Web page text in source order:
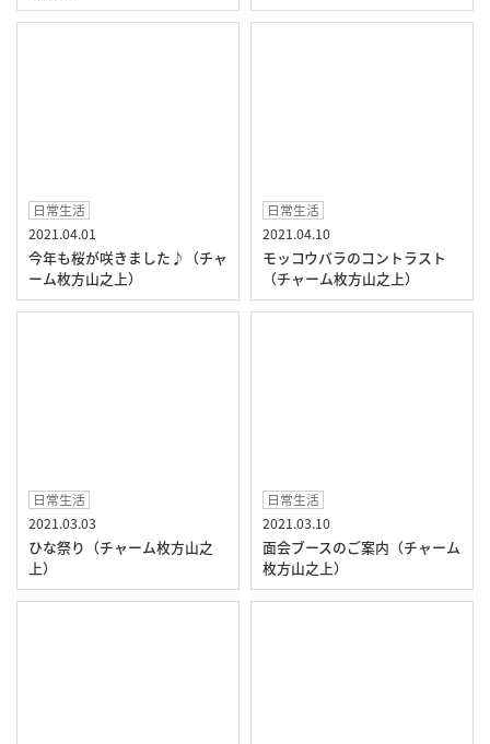
日常生活
2021.04.01
今年も桜が咲きました♪（チャ
ーム枚方山之上）
日常生活
2021.04.10
モッコウバラのコントラスト
（チャーム枚方山之上）
日常生活
2021.03.03
ひな祭り（チャーム枚方山之
上）
日常生活
2021.03.10
面会ブースのご案内（チャーム
枚方山之上）